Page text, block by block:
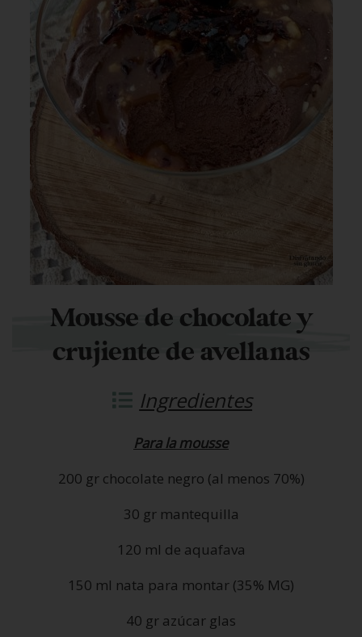
Mousse de chocolate y
crujiente de avellanas
Ingredientes
Para la mousse
200 gr chocolate negro (al menos 70%)
30 gr mantequilla
120 ml de aquafava
150 ml nata para montar (35% MG)
40 gr azúcar glas